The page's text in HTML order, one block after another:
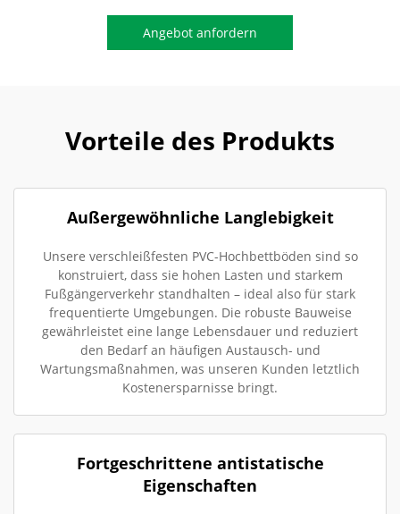
Angebot anfordern
Vorteile des Produkts
Außergewöhnliche Langlebigkeit
Unsere verschleißfesten PVC-Hochbettböden sind so
konstruiert, dass sie hohen Lasten und starkem
Fußgängerverkehr standhalten – ideal also für stark
frequentierte Umgebungen. Die robuste Bauweise
gewährleistet eine lange Lebensdauer und reduziert
den Bedarf an häufigen Austausch- und
Wartungsmaßnahmen, was unseren Kunden letztlich
Kostenersparnisse bringt.
Fortgeschrittene antistatische
Eigenschaften